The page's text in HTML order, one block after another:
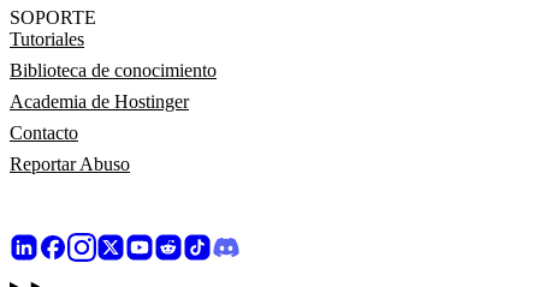
SOPORTE
Tutoriales
Biblioteca de conocimiento
Academia de Hostinger
Contacto
Reportar Abuso